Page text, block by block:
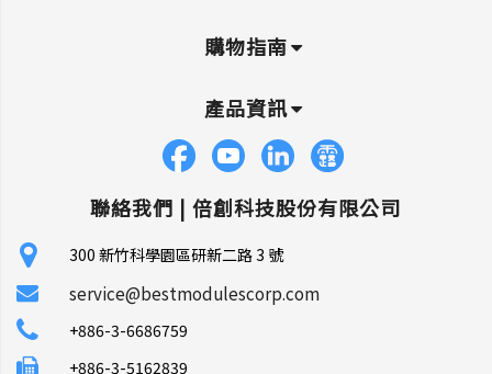
購物指南
產品資訊
聯絡我們 | 倍創科技股份有限公司
300 新竹科學園區研新二路 3 號
service@bestmodulescorp.com
+886-3-6686759
+886-3-5162839